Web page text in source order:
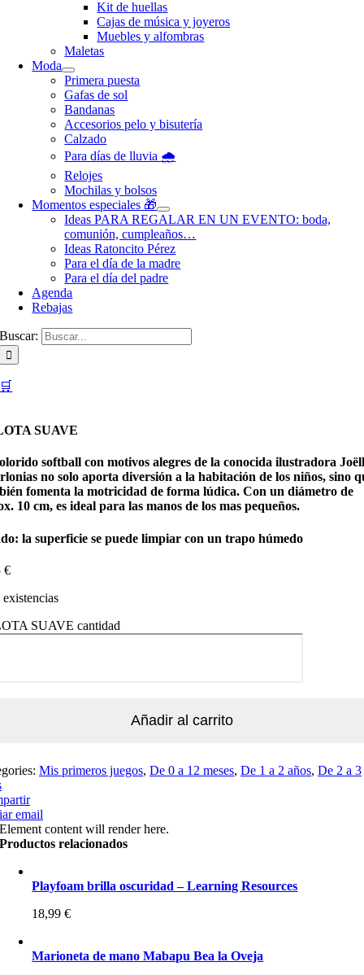
Kit de huellas
Cajas de música y joyeros
Muebles y alfombras
Maletas
Moda
Primera puesta
Gafas de sol
Bandanas
Accesorios pelo y bisutería
Calzado
Para días de lluvia 🌧️
Relojes
Mochilas y bolsos
Momentos especiales 🎁
Ideas PARA REGALAR EN UN EVENTO: boda,
comunión, cumpleaños…
Ideas Ratoncito Pérez
Para el día de la madre
Para el día del padre
Agenda
Rebajas
Buscar:
🛒
SUAVE
softball con motivos alegres de la conocida ilustradora
no solo aporta diversión a la habitación de los niños, sino
fomenta la motricidad de forma lúdica. Con un diámetro de
10 cm, es ideal para las manos de los mas pequeños.
la superficie se puede limpiar con un trapo húmedo
€
SUAVE cantidad
Añadir al carrito
Mis primeros juegos, De 0 a 12 meses, De 1 a 2 años, De 2 a 3
email
Element content will render here.
Productos relacionados
Playfoam brilla oscuridad – Learning Resources
18,99€
Marioneta de mano Mabapu Bea la Oveja